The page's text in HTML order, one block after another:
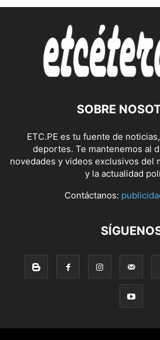
SOBRE
ETC.PE es tu fuente de
deportes. Te mantenemos al
novedades y videos exclusivos del
y la actualidad
Contáctanos: